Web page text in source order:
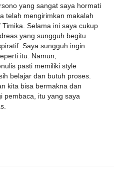
yang sangat saya hormati
telah mengirimkan makalah
Selama ini saya cukup
yang sungguh begitu
Saya sungguh ingin
itu. Namun,
pasti memiliki style
belajar dan butuh proses.
kita bisa bermakna dan
pembaca, itu yang saya